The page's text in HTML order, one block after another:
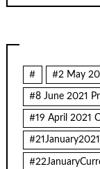
# #2 May
#8 June 2021
#19 April 2021